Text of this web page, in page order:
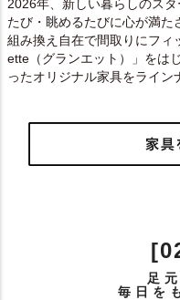
2026年、新しい暮らしのス
たび・眺めるたびに心が満た
組み換え自在で間取りにフィ
ette（グランエット）」をは
ったオリジナル家具をライン
足
毎日を